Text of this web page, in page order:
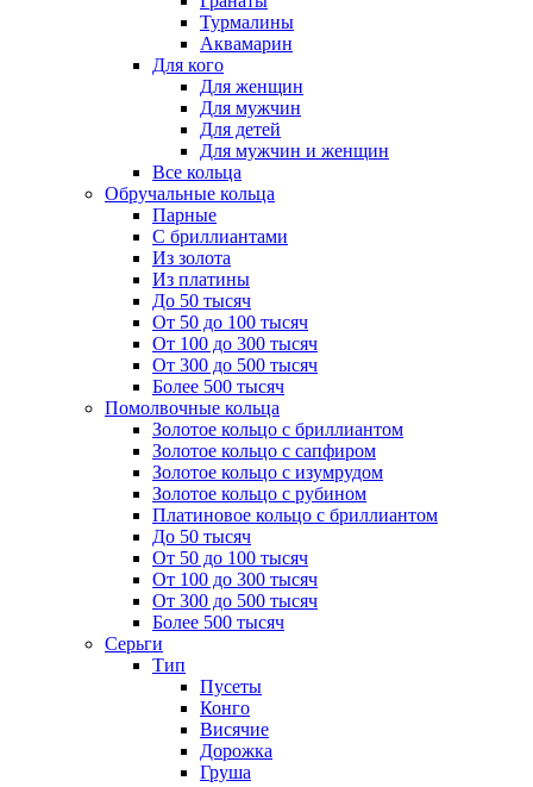
Турмалины
Аквамарин
Для кого
Для женщин
Для мужчин
Для детей
Для мужчин и женщин
Все кольца
Обручальные кольца
Парные
С бриллиантами
Из золота
Из платины
До 50 тысяч
От 50 до 100 тысяч
От 100 до 300 тысяч
От 300 до 500 тысяч
Более 500 тысяч
Помолвочные кольца
Золотое кольцо с бриллиантом
Золотое кольцо с сапфиром
Золотое кольцо с изумрудом
Золотое кольцо с рубином
Платиновое кольцо с бриллиантом
До 50 тысяч
От 50 до 100 тысяч
От 100 до 300 тысяч
От 300 до 500 тысяч
Более 500 тысяч
Серьги
Тип
Пусеты
Конго
Висячие
Дорожка
Груша